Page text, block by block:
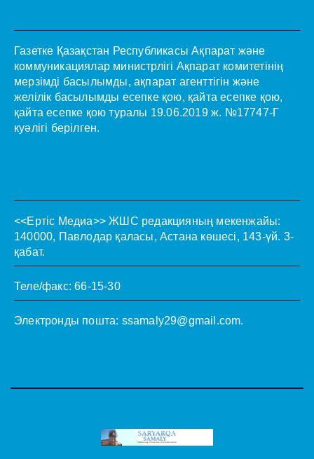
Газетке Қазақстан Республикасы Ақпарат және
коммуникациялар министрлігі Ақпарат комитетінің
мерзімді басылымды, ақпарат агенттігін және
желілік басылымды есепке қою, қайта есепке қою,
қайта есепке қою туралы 19.06.2019 ж. №17747-Г
куәлігі берілген.
<<Ертіс Медиа>> ЖШС редакцияның мекенжайы:
140000, Павлодар қаласы, Астана көшесі, 143-үй. 3-
қабат.
Теле/факс: 66-15-30
Электронды пошта: ssamaly29@gmail.com.